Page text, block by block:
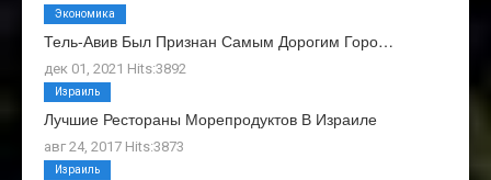
Тель-Авив Был Признан Самым Дорогим Горо…
дек 01, 2021 Hits:3892
Экономика
Лучшие Рестораны Морепродуктов В Израиле
авг 24, 2017 Hits:3873
Израиль
Израиль